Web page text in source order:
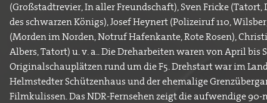
(Großstadtrevier, In aller Freundschaft), Sven Fricke
des schwarzen Königs), Josef Heynert (Polizeiruf 110,
(Morden im Norden, Notruf Hafenkante, Rote Rosen),
Albers, Tatort) u. v. a.. Die Dreharbeiten waren von April bis
Originalschauplätzen rund um die F5. Drehstart war im
Helmstedter Schützenhaus und der ehemalige
Filmkulissen. Das NDR-Fernsehen zeigt die aufwendige